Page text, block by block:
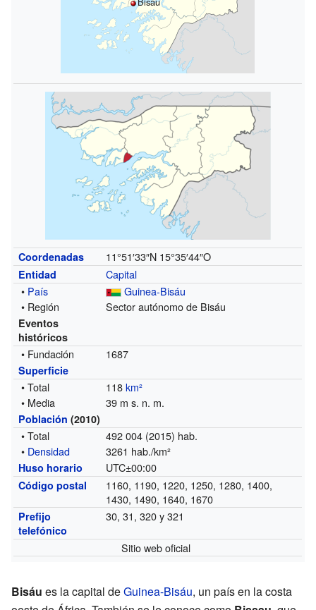
Coordenadas 11°51′33″N 15°35′44″O
Entidad
Capital
• País
Guinea-Bisáu
• Región
Sector autónomo de Bisáu
Eventos
históricos
• Fundación 1687
Superficie
• Total 118km²
• Media
39 m s. n. m.
Población (2010)
• Total
492 004 (2015) hab.
• Densidad 3261 hab./km²
Huso horario UTC±00:00
Código postal
1160, 1190, 1220, 1250, 1280, 1400,
1430, 1490, 1640, 1670
Prefijo
telefónico
30, 31, 320 y 321
Sitio web oficial
Bisáu es la capital deGuinea-Bisáu, un país en la costa